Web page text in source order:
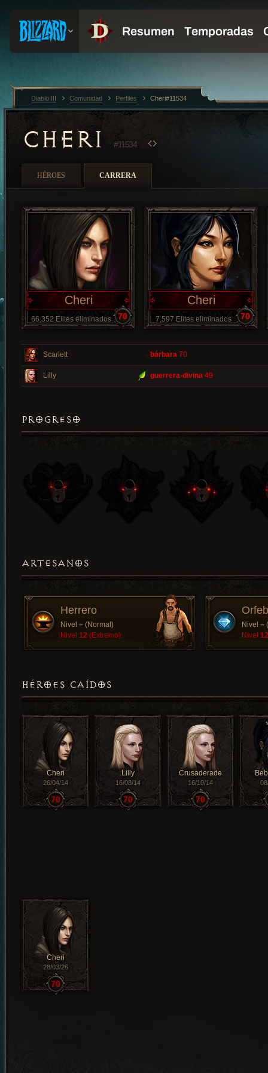
CHERI #11534
HÉROES CARRERA
Cheri
66,352 Elites eliminados 70
Cheri
7,597 Elites eliminados 70
Scarlett bárbara 70
Lilly guerrera-divina 49
PROGRESO
ARTESANOS
Herrero
Nivel – (Normal)
Nivel 12 (Extremo)
Nivel –
Nivel 12
HÉROES CAÍDOS
Cheri
26/04/14
70
Lilly
16/08/14
70
Crusaderade
16/10/14
70
Cheri
28/03/26
70
Diablo III Comunidad Perfiles Cheri#11534